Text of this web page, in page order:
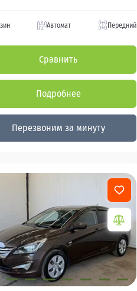
Автомат Передний
Сравнить
Подробнее
Перезвоним за минуту